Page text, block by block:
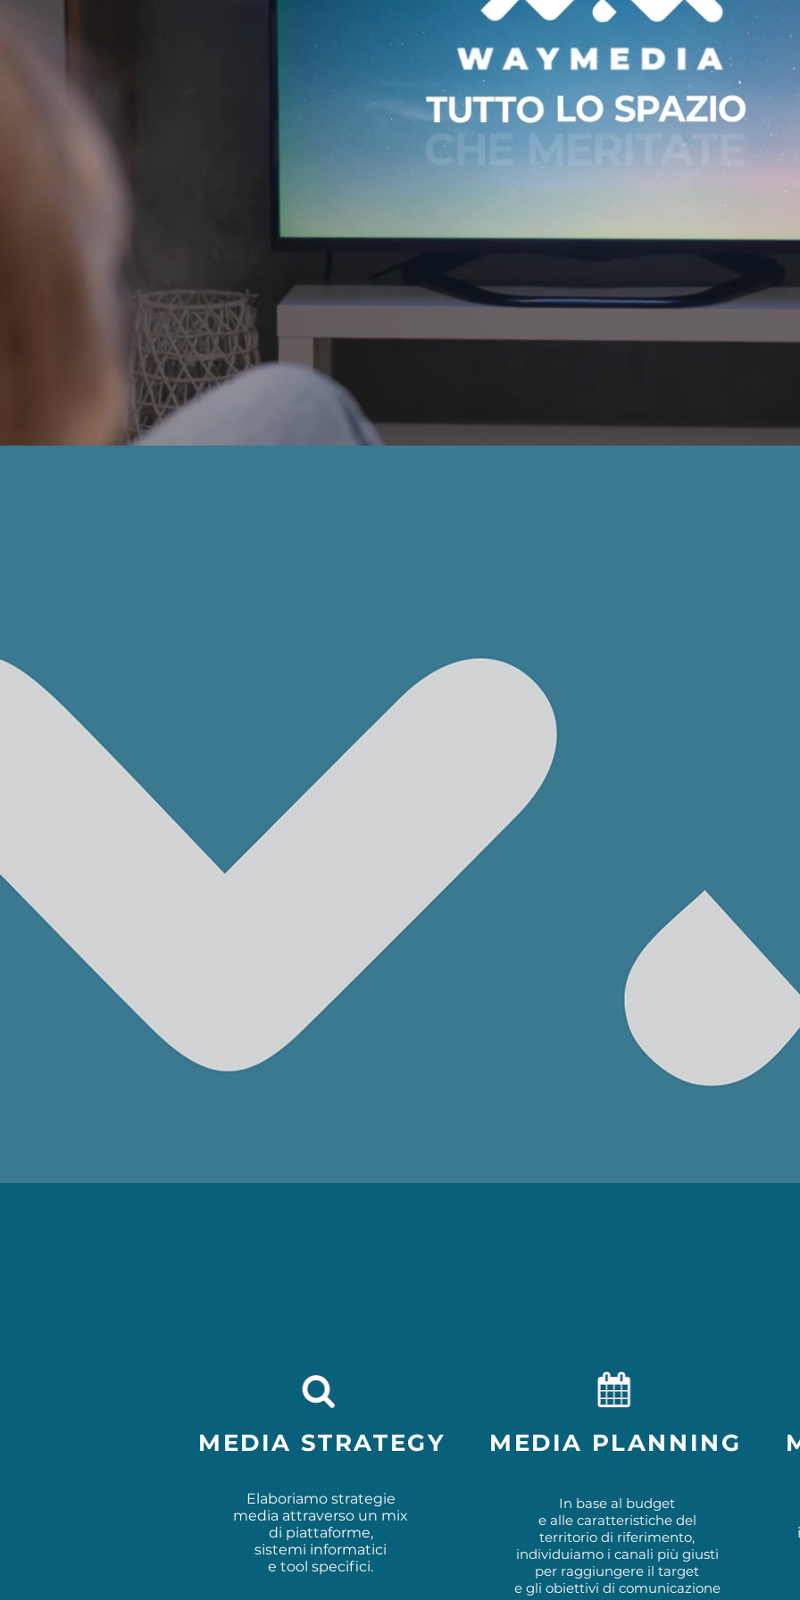
Waymedia è un Centro
Indipendente fondato nel 2008
grazie a un’equilibrata
combinazione
entusiasmo,
campagne di comunicazione per clienti
privati
MEDIA STRATEGY
Elaboriamo strategie
media attraverso un mix
di piattaforme,
sistemi informatici
e tool specifici.
MEDIA PLANNING
In base al budget
e alle caratteristiche del
territorio di riferimento,
individuiamo i canali più giusti
per raggiungere il target
e gli obiettivi di comunicazione